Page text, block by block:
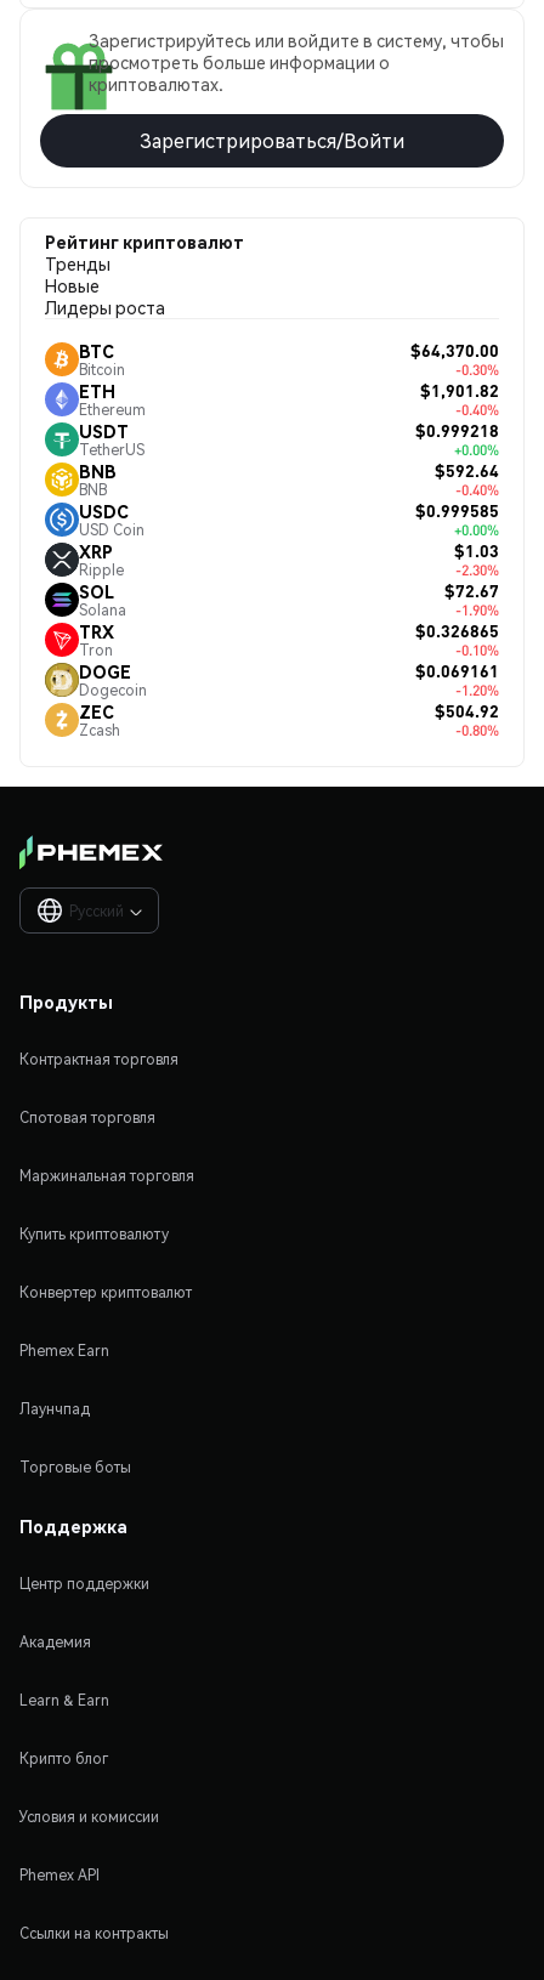
Зарегистрируйтесь или войдите в систему, чтобы
просмотреть больше информации о
криптовалютах.
Зарегистрироваться/Войти
Рейтинг криптовалют
Тренды
Новые
Лидеры роста
BTC
Bitcoin
$64,370.00
-0.30%
ETH
Ethereum
$1,901.82
-0.40%
USDT
TetherUS
$0.999218
+0.00%
BNB
BNB
$592.64
-0.40%
USDC
USD Coin
$0.999585
+0.00%
XRP
Ripple
$1.03
-2.30%
SOL
Solana
$72.67
-1.90%
TRX
Tron
$0.326865
-0.10%
DOGE
Dogecoin
$0.069161
-1.20%
ZEC
Zcash
$504.92
-0.80%
Русский 
Продукты
Контрактная торговля
Спотовая торговля
Маржинальная торговля
Купить криптовалюту
Конвертер криптовалют
Phemex Earn
Лаунчпад
Торговые боты
Поддержка
Центр поддержки
Академия
Learn & Earn
Крипто блог
Условия и комиссии
Phemex API
Ссылки на контракты